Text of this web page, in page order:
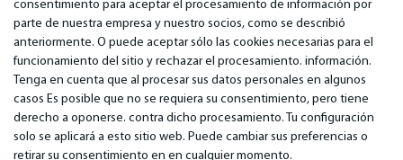
consentimiento para aceptar el procesamiento de información por
parte de nuestra empresa y nuestro socios, como se describió
anteriormente. O puede aceptar sólo las cookies necesarias para el
funcionamiento del sitio y rechazar el procesamiento. información.
Tenga en cuenta que al procesar sus datos personales en algunos
casos Es posible que no se requiera su consentimiento, pero tiene
derecho a oponerse. contra dicho procesamiento. Tu configuración
solo se aplicará a esto sitio web. Puede cambiar sus preferencias o
retirar su consentimiento en en cualquier momento.
Términos de servicio
Política de privacidad
Contactos
Contrato a distancia
Latvia, Riga, Krasta 89, LV-1019
© 2026 All Rights Reserved.